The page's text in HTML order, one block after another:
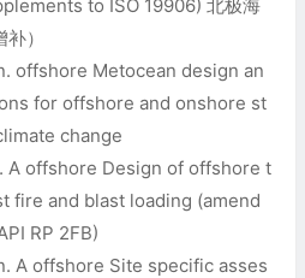
to ISO 19906) 北极海
）
offshore Metocean design an
for offshore and onshore st
change
A offshore Design of offshore t
fire and blast loading (amend
RP 2FB)
A offshore Site specific asses